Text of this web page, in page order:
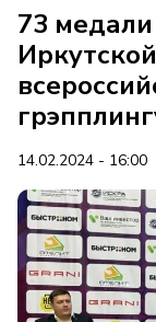
73
14.02.2024 - 16:00